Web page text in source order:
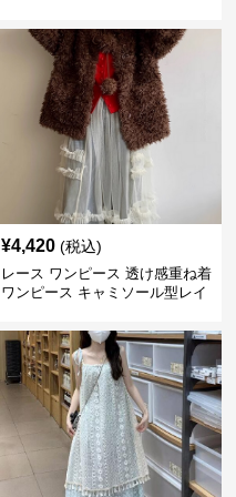
¥4,420 (税込)
レース ワンピース 透け感重ね着
ワンピース キャミソール型レイ